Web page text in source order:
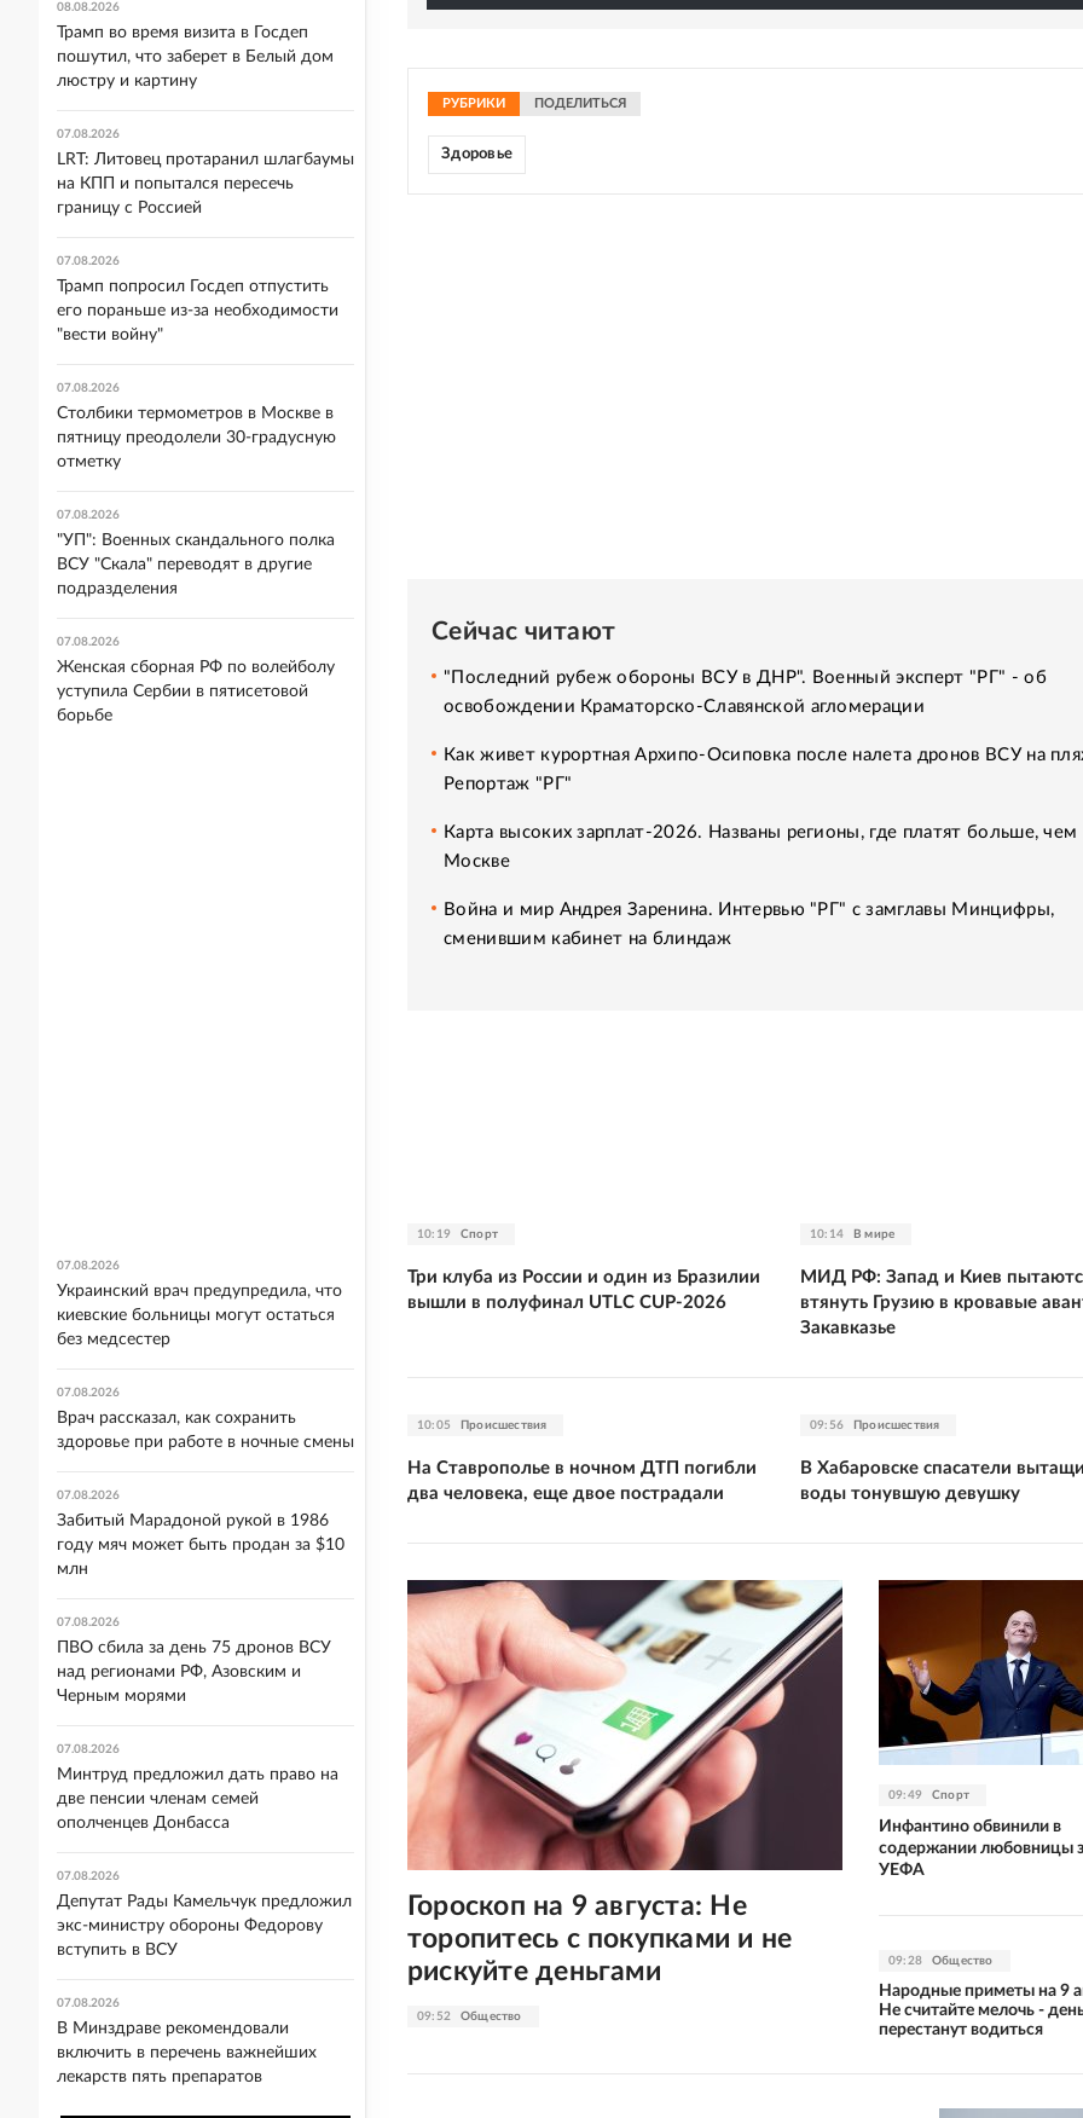
РУБРИКИ ПОДЕЛИТЬСЯ
Здоровье
Сейчас читают
"Последний рубеж обороны ВСУ в ДНР". Военный эксперт "РГ" - об
освобождении Краматорско-Славянской агломерации
Как живет курортная Архипо-Осиповка после налета дронов ВСУ на
Репортаж "РГ"
Карта высоких зарплат-2026. Названы регионы, где платят больше, чем
Москве
Война и мир Андрея Заренина. Интервью "РГ" с замглавы Минцифры,
сменившим кабинет на блиндаж
10:19 Спорт
Три клуба из России и один из Бразилии
вышли в полуфинал UTLC CUP-2026
10:14 В мире
МИД РФ: Запад и Киев
втянуть Грузию в кровавые
Закавказье
10:05 Происшествия
На Ставрополье в ночном ДТП погибли
два человека, еще двое пострадали
09:56 Происшествия
В Хабаровске спасатели
воды тонувшую девушку
09:52 Общество
Гороскоп на 9 августа: Не
торопитесь с покупками и не
рискуйте деньгами
09:49 Спорт
Инфантино обвинили в
содержании любовницы
УЕФА
09:28 Общество
Народные приметы на 9
Не считайте мелочь -
перестанут водиться
08.08.2026
Трамп во время визита в Госдеп
пошутил, что заберет в Белый дом
люстру и картину
07.08.2026
LRT: Литовец протаранил шлагбаумы
на КПП и попытался пересечь
границу с Россией
07.08.2026
Трамп попросил Госдеп отпустить
его пораньше из-за необходимости
"вести войну"
07.08.2026
Столбики термометров в Москве в
пятницу преодолели 30-градусную
отметку
07.08.2026
"УП": Военных скандального полка
ВСУ "Скала" переводят в другие
подразделения
07.08.2026
Женская сборная РФ по волейболу
уступила Сербии в пятисетовой
борьбе
07.08.2026
Украинский врач предупредила, что
киевские больницы могут остаться
без медсестер
07.08.2026
Врач рассказал, как сохранить
здоровье при работе в ночные смены
07.08.2026
Забитый Марадоной рукой в 1986
году мяч может быть продан за $10
млн
07.08.2026
ПВО сбила за день 75 дронов ВСУ
над регионами РФ, Азовским и
Черным морями
07.08.2026
Минтруд предложил дать право на
две пенсии членам семей
ополченцев Донбасса
07.08.2026
Депутат Рады Камельчук предложил
экс-министру обороны Федорову
вступить в ВСУ
07.08.2026
В Минздраве рекомендовали
включить в перечень важнейших
лекарств пять препаратов